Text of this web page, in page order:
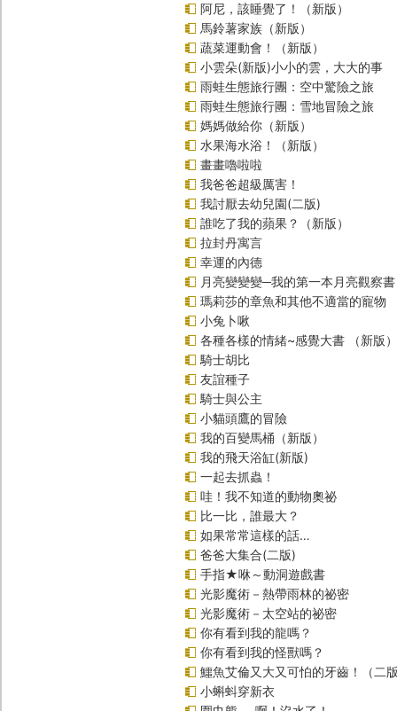
阿尼，該睡覺了！（新版）
馬鈴薯家族（新版）
蔬菜運動會！（新版）
小雲朵(新版)小小的雲，大大的事
雨蛙生態旅行團：空中驚險之旅
雨蛙生態旅行團：雪地冒險之旅
媽媽做給你（新版）
水果海水浴！（新版）
畫畫嚕啦啦
我爸爸超級厲害！
我討厭去幼兒園(二版)
誰吃了我的蘋果？（新版）
拉封丹寓言
幸運的內德
月亮變變變─我的第一本月亮觀察書
瑪莉莎的章魚和其他不適當的寵物
小兔卜啾
各種各樣的情緒~感覺大書 （新版）
騎士胡比
友誼種子
騎士與公主
小貓頭鷹的冒險
我的百變馬桶（新版）
我的飛天浴缸(新版)
一起去抓蟲！
哇！我不知道的動物奧祕
比一比，誰最大？
如果常常這樣的話…
爸爸大集合(二版)
手指★咻～動洞遊戲書
光影魔術－熱帶雨林的祕密
光影魔術－太空站的祕密
你有看到我的龍嗎？
你有看到我的怪獸嗎？
鱷魚艾倫又大又可怕的牙齒！（二
小蝌蚪穿新衣